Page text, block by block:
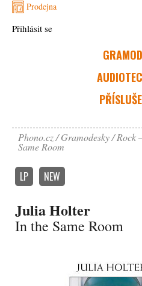
Prodejna
Přihlásit se
Phono.cz Gramodesky Rock
Same Room
LP NEW
Julia Holter
In the Same Room